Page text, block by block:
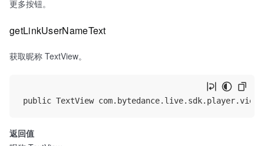
更多按钮。
getLinkUserNameText
获取昵称 TextView。
返回值